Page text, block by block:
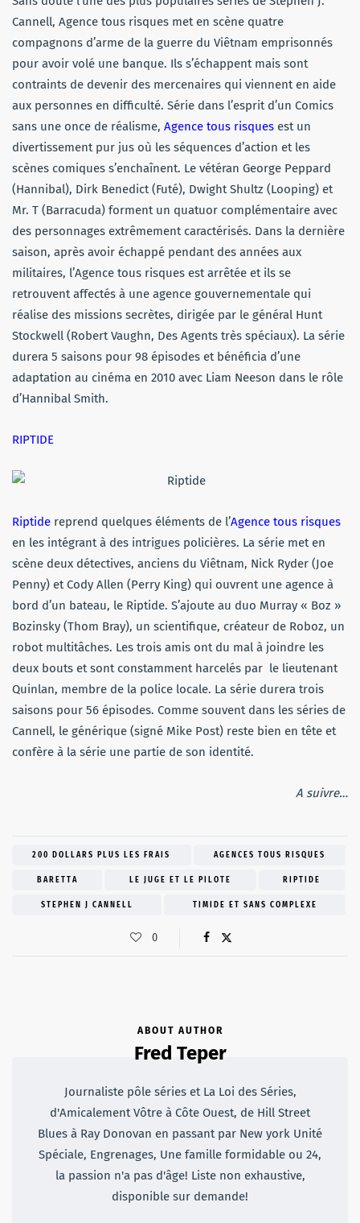
Cannell, Agence tous risques met en scène quatre
compagnons d’arme de la guerre du Viêtnam emprisonnés
pour avoir volé une banque. Ils s’échappent mais sont
contraints de devenir des mercenaires qui viennent en aide
aux personnes en difficulté. Série dans l’esprit d’un Comics
sans une once de réalisme, Agence tous risques est un
divertissement pur jus où les séquences d’action et les
scènes comiques s’enchaînent. Le vétéran George Peppard
(Hannibal), Dirk Benedict (Futé), Dwight Shultz (Looping) et
Mr. T (Barracuda) forment un quatuor complémentaire avec
des personnages extrêmement caractérisés. Dans la dernière
saison, après avoir échappé pendant des années aux
militaires, l’Agence tous risques est arrêtée et ils se
retrouvent affectés à une agence gouvernementale qui
réalise des missions secrètes, dirigée par le général Hunt
Stockwell (Robert Vaughn, Des Agents très spéciaux). La série
durera 5 saisons pour 98 épisodes et bénéficia d’une
adaptation au cinéma en 2010 avec Liam Neeson dans le rôle
d’Hannibal Smith.
RIPTIDE
Riptide reprend quelques éléments de l’Agence tous risques
en les intégrant à des intrigues policières. La série met en
scène deux détectives, anciens du Viêtnam, Nick Ryder (Joe
Penny) et Cody Allen (Perry King) qui ouvrent une agence à
bord d’un bateau, le Riptide. S’ajoute au duo Murray « Boz »
Bozinsky (Thom Bray), un scientifique, créateur de Roboz, un
robot multitâches. Les trois amis ont du mal à joindre les
deux bouts et sont constamment harcelés par le lieutenant
Quinlan, membre de la police locale. La série durera trois
saisons pour 56 épisodes. Comme souvent dans les séries de
Cannell, le générique (signé Mike Post) reste bien en tête et
confère à la série une partie de son identité.
A suivre…
200 DOLLARS PLUS LES FRAIS AGENCES TOUS RISQUES
BARETTA LE JUGE ET LE PILOTE RIPTIDE
STEPHEN J CANNELL TIMIDE ET SANS COMPLEXE
0
ABOUT AUTHOR
Fred Teper
Journaliste pôle séries et La Loi des Séries,
d'Amicalement Vôtre à Côte Ouest, de Hill Street
Blues à Ray Donovan en passant par New york Unité
Spéciale, Engrenages, Une famille formidable ou 24,
la passion n'a pas d'âge! Liste non exhaustive,
disponible sur demande!